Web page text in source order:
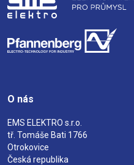
O nás
EMS ELEKTRO s.r.o.
tř. Tomáše Bati 1766
Otrokovice
Česká republika